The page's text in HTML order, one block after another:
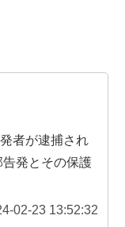
者が逮捕され
発とその保護
02-23 13:52:32